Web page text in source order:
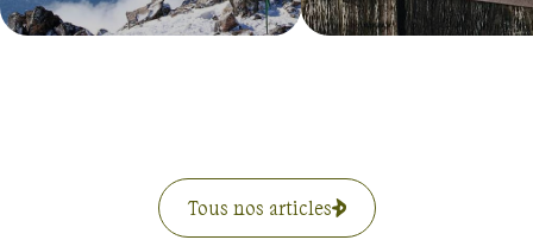
Tous nos articles